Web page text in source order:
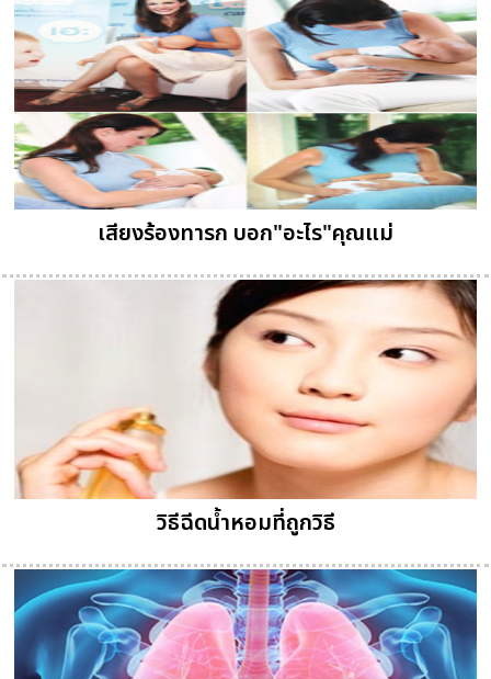
เสียงร้องทารก บอก"อะไร"คุณแม่
วิธีฉีดน้ำหอมที่ถูกวิธี